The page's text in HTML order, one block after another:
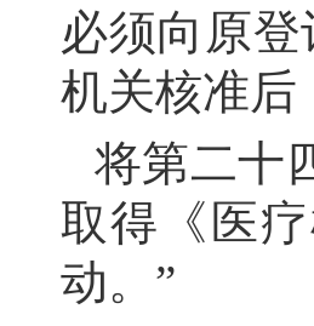
必须向原
机关核准后
将第二十
取得《医
动。”